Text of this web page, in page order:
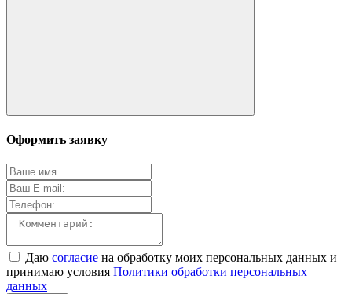
Оформить заявку
Даю согласие на обработку моих персональных данных и
принимаю условия Политики обработки персональных
данных